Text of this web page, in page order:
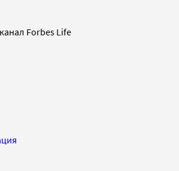
Forbes Life